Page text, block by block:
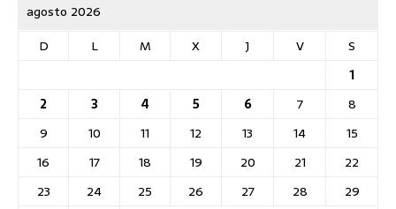
agosto 2026
D
L M X J V
S
1
2
3 4 5 6 7
8
9
10 11 12 13 14
15
16
17 18 19 20 21
22
23
24 25 26 27 28
29